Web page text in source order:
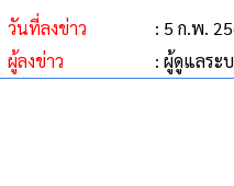
วันที่ลงข่าว
: 5 ก.พ.
ผู้ลงข่าว
: ผู้ดูแลระ